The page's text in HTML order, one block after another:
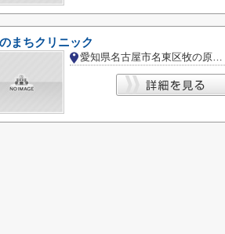
まちクリニック
愛知県名古屋市名東区牧の原３丁目